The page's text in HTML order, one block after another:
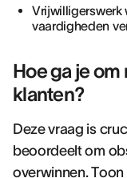
Vrijwilligerswerk
vaardigheden
Hoe ga je
klanten?
Deze vraag is
beoordeelt om
overwinnen.